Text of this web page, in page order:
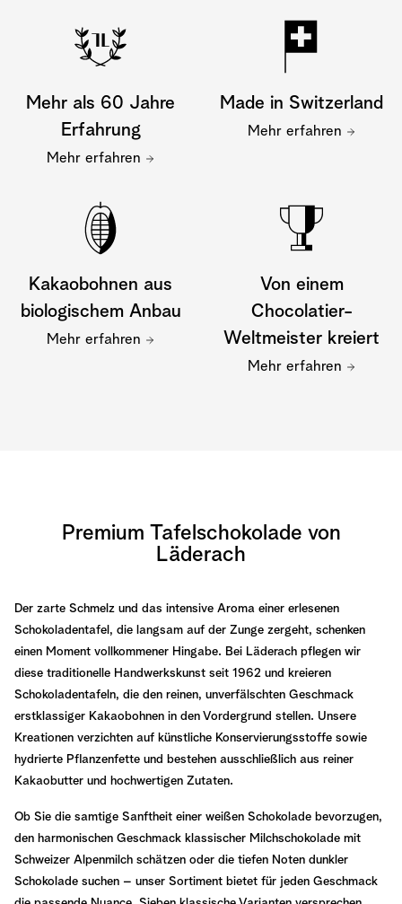
Mehr als 60 Jahre
Erfahrung
Mehr erfahren
Made in Switzerland
Mehr erfahren
Kakaobohnen aus
biologischem Anbau
Mehr erfahren
Von einem
Chocolatier-
Weltmeister kreiert
Mehr erfahren
Premium Tafelschokolade von
Läderach
Der zarte Schmelz und das intensive Aroma einer erlesenen
Schokoladentafel, die langsam auf der Zunge zergeht, schenken
einen Moment vollkommener Hingabe. Bei Läderach pflegen wir
diese traditionelle Handwerkskunst seit 1962 und kreieren
Schokoladentafeln, die den reinen, unverfälschten Geschmack
erstklassiger Kakaobohnen in den Vordergrund stellen. Unsere
Kreationen verzichten auf künstliche Konservierungsstoffe sowie
hydrierte Pflanzenfette und bestehen ausschließlich aus reiner
Kakaobutter und hochwertigen Zutaten.
Ob Sie die samtige Sanftheit einer weißen Schokolade bevorzugen,
den harmonischen Geschmack klassischer Milchschokolade mit
Schweizer Alpenmilch schätzen oder die tiefen Noten dunkler
Schokolade suchen – unser Sortiment bietet für jeden Geschmack